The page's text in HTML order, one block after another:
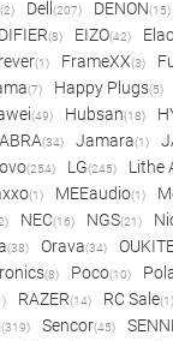
(2) Dell (207) DENON(15)
(8) EIZO(42)
Elac
(1) FrameXX(3)
(7) Happy Plugs(5)
(49) Hubsan(18)
(34) Jamara(1)
(254) LG(245)
Lithe
(1) MEEaudio(1)
NEC(16) NGS(21)
(38) Orava(34)
(8) Poco(10)
RAZER(14) RC Sale(1)
(319) Sencor(45)